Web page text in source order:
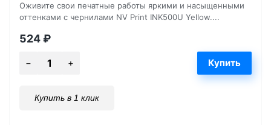
Оживите свои печатные работы яркими и насыщенными
оттенками с чернилами NV Print INK500U Yellow....
524₽
Купить в 1 клик